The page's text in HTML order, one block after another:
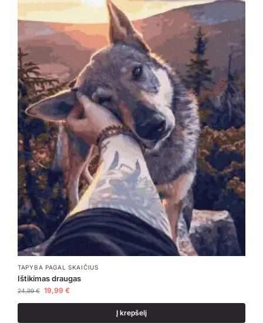
TAPYBA PAGAL SKAIČIUS
Ištikimas draugas
24,99€ 19,99 €
Į krepšelį